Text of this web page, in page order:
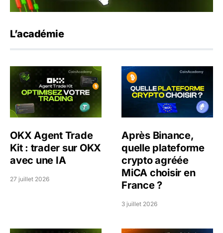
L’académie
OKX Agent Trade Kit : trader sur OKX avec une IA
OKX Agent Trade
Kit : trader sur OKX
avec une IA
27 juillet 2026
Après Binance, quelle
Après Binance,
quelle plateforme
crypto agréée
MiCA choisir en
France ?
3 juillet 2026